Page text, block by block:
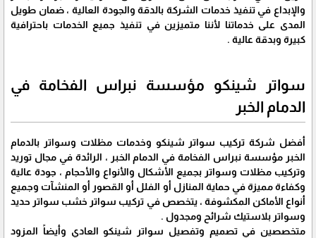
والإبداع في تنفيذ خدمات الشركة بالدقة والجودة العالية ، ضمان طويل
المدى على خدماتنا لأننا متميزين في تنفيذ جميع الخدمات باحترافية
كبيرة وبدقة عالية .
سواتر شينكو مؤسسة نبراس الفخامة في
الدمام الخبر
أفضل شركة تركيب سواتر شينكو وخدمات مظلات وسواتر بالدمام
الخبر مؤسسة نبراس الفخامة في الدمام الخبر ، الرائدة في مجال توريد
وتركيب مظلات وسواتر بجميع الأشكال والأنواع والأحجام ، جودة عالية
وكفاءة مميزة في حماية المنازل أو الفلل أو القصور أو المنشآت وجميع
أنواع الأماكن المكشوفة ، يتخصص في تركيب سواتر خشب سواتر حديد
وسواتر بلاستيك شرائح ومجدول .
متخصصين في تصميم وتفصيل سواتر شينكو العادي وأيضاً المزود